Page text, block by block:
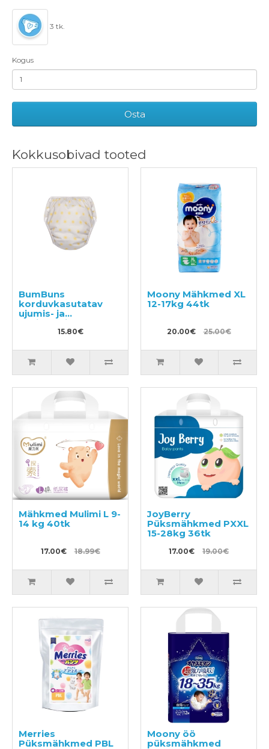
3 tk.
Kogus
Osta
Kokkusobivad tooted
BumBuns
korduvkasutatav
ujumis- ja
potitreeningu mähe
S 8–11kg15.80€
Moony Mähkmed XL
12-17kg 44tk
20.00€ 25.00€
Mähkmed Mulimi L 9-
14 kg 40tk
17.00€ 18.99€
JoyBerry
Püksmähkmed PXXL
15-28kg 36tk
17.00€ 19.00€
Merries
Püksmähkmed PBL
Moony öö
püksmähkmed